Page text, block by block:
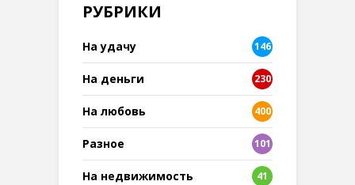
РУБРИКИ
На удачу 146
На деньги 230
На любовь 400
Разное
101
8
На недвижимость 41